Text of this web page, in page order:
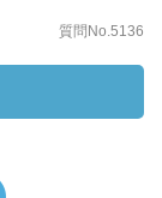
質問No.5136